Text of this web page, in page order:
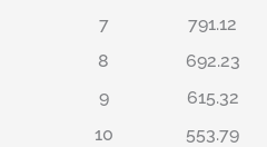
7
791.12
8
692.23
9
615.32
10
553.79